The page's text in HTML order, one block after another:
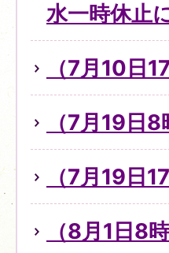
水一時休止
（7月10日
（7月19日
（7月19日
（8月1日8